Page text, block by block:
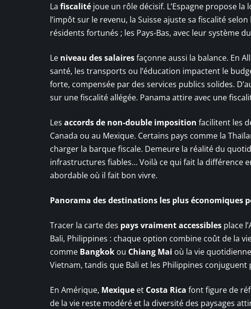
La fiscalité joue un rôle décisif. L’Espagne propose
l’impôt sur le revenu, la Suisse ajuste sa fiscalité
résidents fortunés ; les Pays-Bas, avec leur système
Le niveau des salairesfaçonne aussi la balance. En
santé, les transports ou l’éducation impactent le
forte, compensée par des services publics solides.
sur une fiscalité allégée. Panama attire avec une
Les accords de non-double imposition facilitent les
Canada ou au Mexique. Certains pays comme la
charger la barque fiscale. Demeure la réalité du
infrastructures fiables… Voilà ce qui fait la différence
abordable où il fait bon vivre.
Panorama des destinations les plus économiques
Tracer la carte des pays vraiment accessibles place
Bali, Philippines : chaque option combine coût de la
comme Bangkok ou Chiang Mai où la vie
Vietnam, tandis que Bali et les Philippines
En Amérique, Mexique et Costa Rica font figure de
de la vie reste modéré et la diversité des paysages